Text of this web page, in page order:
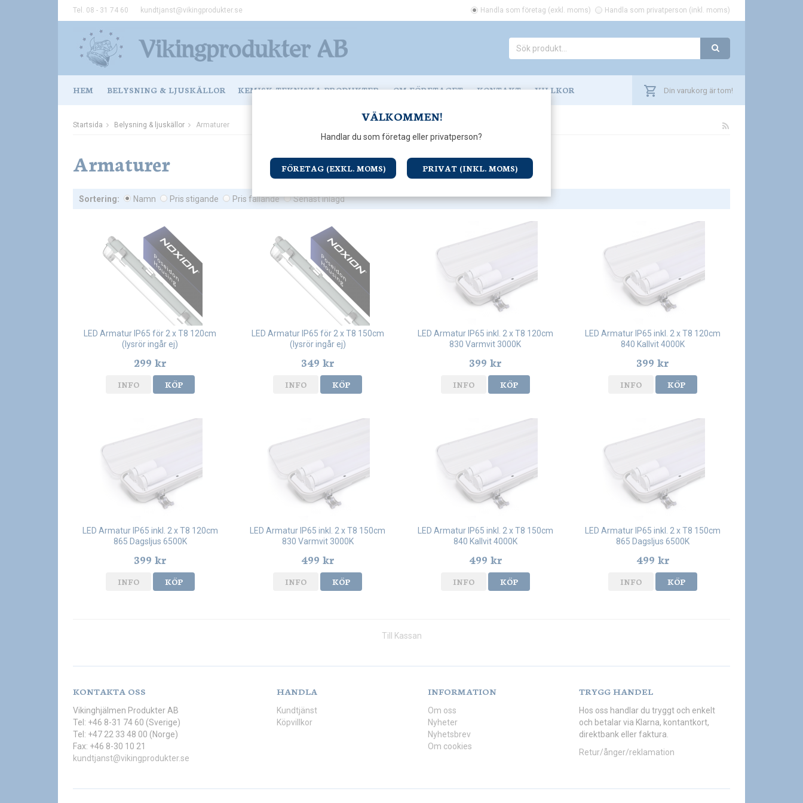
VÄLKOMMEN!
Handlar du som företag eller privatperson?
FÖRETAG (EXKL. MOMS) PRIVAT (INKL. MOMS)
Tel. 08 - 31 74 60 kundtjanst@vikingprodukter.se Handla som företag (exkl. moms) Handla som privatperson (inkl. moms)
HEM BELYSNING & LJUSKÄLLOR KEMISK-TEKNISKA PRODUKTER OM FÖRETAGET KONTAKT VILLKOR Din varukorg är tom!
Startsida Belysning & ljuskällor Armaturer
Armaturer
Sortering: Namn Pris stigande Pris fallande Senast inlagd
LED Armatur IP65 för 2 x T8 120cm
(lysrör ingår ej)
299 kr
INFO KÖP
LED Armatur IP65 för 2 x T8 150cm
(lysrör ingår ej)
349 kr
INFO KÖP
LED Armatur IP65 inkl. 2 x T8 120cm
830 Varmvit 3000K
399 kr
INFO KÖP
LED Armatur IP65 inkl. 2 x T8 120cm
840 Kallvit 4000K
399 kr
INFO KÖP
LED Armatur IP65 inkl. 2 x T8 120cm
865 Dagsljus 6500K
399 kr
INFO KÖP
LED Armatur IP65 inkl. 2 x T8 150cm
830 Varmvit 3000K
499 kr
INFO KÖP
LED Armatur IP65 inkl. 2 x T8 150cm
840 Kallvit 4000K
499 kr
INFO KÖP
LED Armatur IP65 inkl. 2 x T8 150cm
865 Dagsljus 6500K
499 kr
INFO KÖP
Till Kassan
KONTAKTA OSS
Vikinghjälmen Produkter AB
Tel: +46 8-31 74 60 (Sverige)
Tel: +47 22 33 48 00 (Norge)
Fax: +46 8-30 10 21
kundtjanst@vikingprodukter.se
HANDLA
Kundtjänst
Köpvillkor
INFORMATION
Om oss
Nyheter
Nyhetsbrev
Om cookies
TRYGG HANDEL
Hos oss handlar du tryggt och enkelt
och betalar via Klarna, kontantkort,
direktbank eller faktura.
Retur/ånger/reklamation